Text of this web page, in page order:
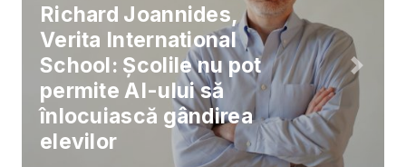
Richard Joannides,
Verita International
School: Școlile nu pot
permite AI-ului să
înlocuiască gândirea
elevilor